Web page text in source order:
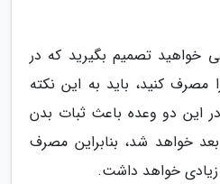
خواهید تصمیم بگیرید که در
مصرف کنید، باید به این نکته
این دو وعده باعث ثبات بدن
خواهد شد، بنابراین مصرف
خواهد داشت.